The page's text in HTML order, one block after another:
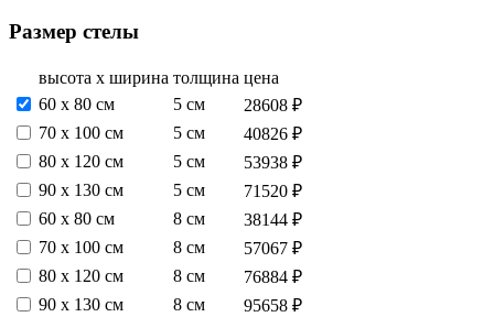
Размер стелы
высота х ширина толщина цена
60 х 80 см
5 см
28608 ₽
70 х 100 см
5 см
40826 ₽
80 х 120 см
5 см
53938 ₽
90 х 130 см
5 см
71520 ₽
60 х 80 см
8 см
38144 ₽
70 х 100 см
8 см
57067 ₽
80 х 120 см
8 см
76884 ₽
90 х 130 см
8 см
95658 ₽